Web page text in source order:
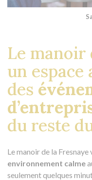
Le manoir
un espace
des
du reste
Le manoir de la Fresnaye
environnement calme
seulement quelques